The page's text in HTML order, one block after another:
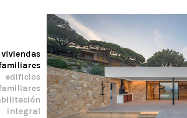
viviendas
edificios
integral